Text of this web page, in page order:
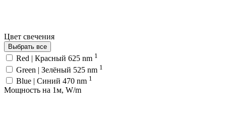
Цвет свечения
Выбрать все
Red | Красный 625 nm 1
Green | Зелёный 525 nm 1
Blue | Синий 470 nm 1
Мощность на 1м, W/m